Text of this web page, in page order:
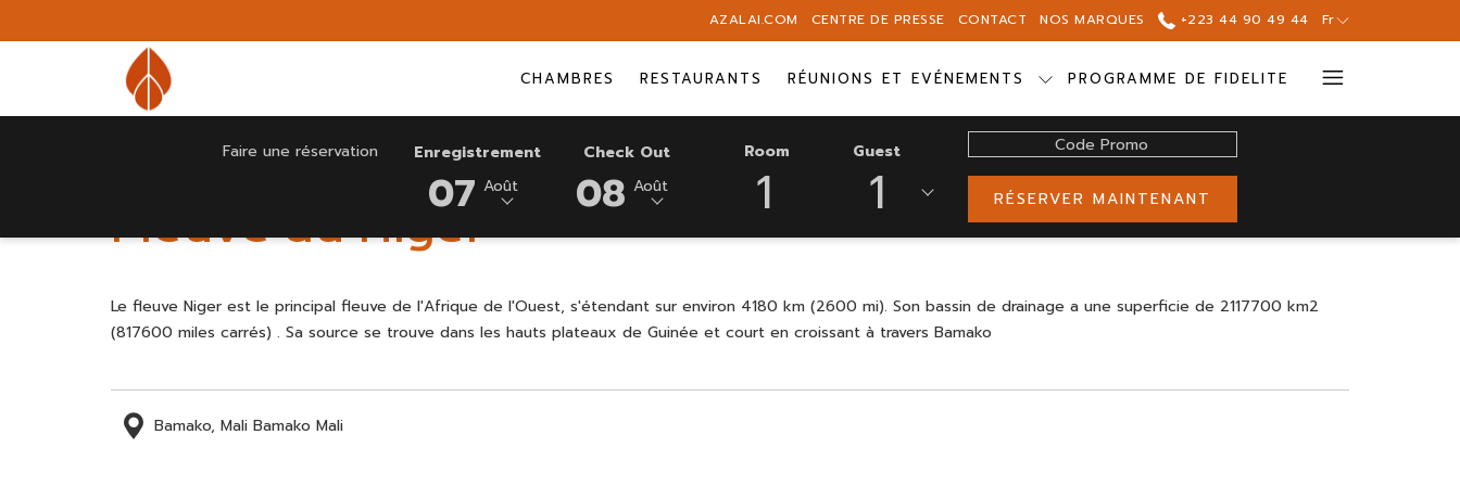
dans
onglet)
AZALAI.COM CENTRE DE PRESSE CONTACT NOS MARQUES +223 44 90 49 44 Fr
CHAMBRES RESTAURANTS RÉUNIONS ET EVÉNEMENTS PROGRAMME DE FIDELITE
Menu
Faire une réservation Enregistrement
CE
BOUTON
OUVRE
CALENDRIER
SÉLECTIONNER
LA
D'ARRIVÉE
DATE
D'ARRIVÉE
SÉLECTIONNÉE
7
2026.
07 Août
Check Out
CE
BOUTON
OUVRE
SÉLECTIONNER
LA
DE
DATE
DE
DÉPART
2026.
08 Août
Room
1
Guest
1
RÉSERVER MAINTENANT
Attractions Fleuve du Niger
Fleuve du Niger
Le fleuve Niger est le principal fleuve de l'Afrique de l'Ouest, s'étendant sur environ 4180 km (2600 mi). Son bassin de drainage a une superficie de 2117700 km2
(817600 miles carrés) . Sa source se trouve dans les hauts plateaux de Guinée et court en croissant à travers Bamako
Bamako, Mali Bamako Mali